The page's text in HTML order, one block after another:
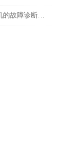
弹簧动态疲劳试验机的故障诊断与解决方法